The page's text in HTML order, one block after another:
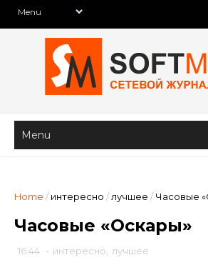
Home / интересно / лучшее / Часовые
Часовые «Оскары»
16:44 - интересно лучшее